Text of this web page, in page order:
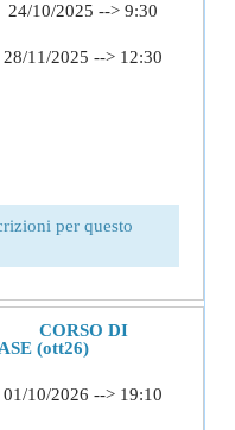
24/10/2025 --> 9:30
28/11/2025 --> 12:30
per questo
CORSO DI
(ott26)
01/10/2026 --> 19:10